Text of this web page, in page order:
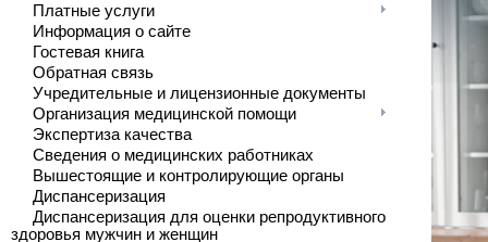
Платные услуги
Информация о сайте
Гостевая книга
Обратная связь
Учредительные и лицензионные документы
Организация медицинской помощи
Экспертиза качества
Сведения о медицинских работниках
Вышестоящие и контролирующие органы
Диспансеризация
Диспансеризация для оценки репродуктивного
здоровья мужчин и женщин